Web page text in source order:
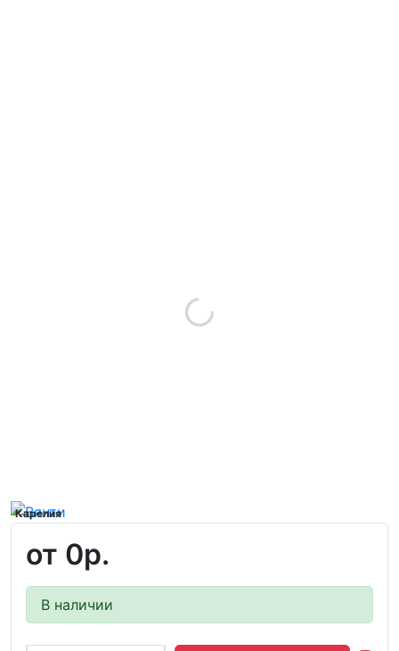
Карелия
от 0р.
В наличии